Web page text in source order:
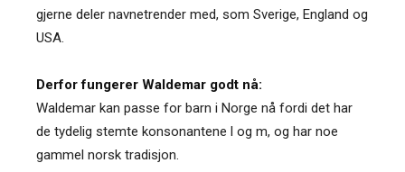
gjerne deler navnetrender med, som Sverige, England og
USA.
Derfor fungerer Waldemar godt nå:
Waldemar kan passe for barn i Norge nå fordi det har
de tydelig stemte konsonantene l og m, og har noe
gammel norsk tradisjon.